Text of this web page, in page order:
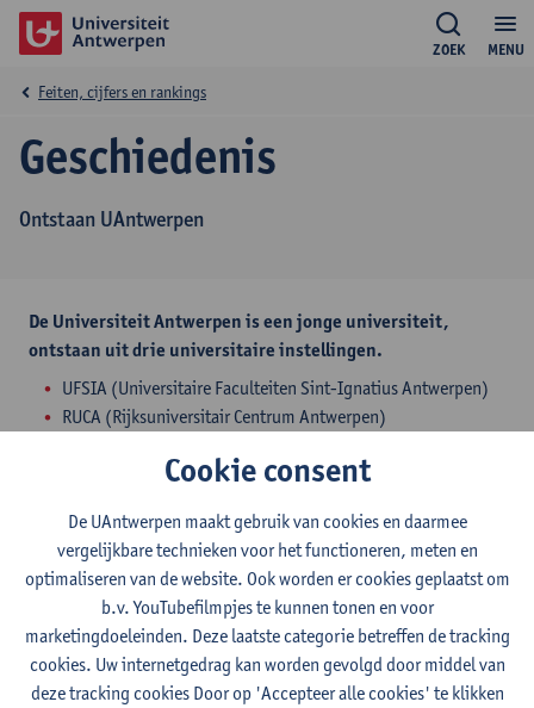
MENU
ZOEK
Geschiedenis
Ontstaan UAntwerpen
Feiten, cijfers en rankings
De Universiteit Antwerpen is een jonge universiteit,
ontstaan uit drie universitaire instellingen.
UFSIA (Universitaire Faculteiten Sint-Ignatius Antwerpen)
RUCA (Rijksuniversitair Centrum Antwerpen)
UFSIA
RUCA
Mijlpalen
Cookie consent
De UAntwerpen maakt gebruik van cookies en daarmee
vergelijkbare technieken voor het functioneren, meten en
optimaliseren van de website. Ook worden er cookies geplaatst om
b.v. YouTubefilmpjes te kunnen tonen en voor
marketingdoeleinden. Deze laatste categorie betreffen de tracking
cookies. Uw internetgedrag kan worden gevolgd door middel van
deze tracking cookies Door op 'Accepteer alle cookies' te klikken